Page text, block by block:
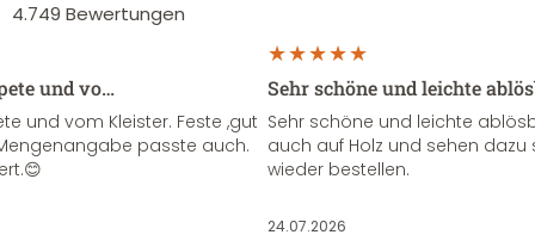
4.749 Bewertungen
und vo…
und vom Kleister. Feste ,gut
passte auch.
Sehr schöne und leichte
Sehr schöne und leichte
auch auf Holz und sehen
wieder bestellen.
24.07.2026